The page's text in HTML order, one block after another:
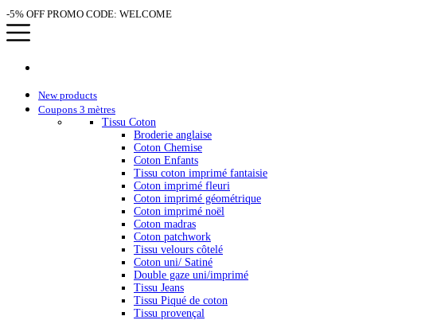
-5% OFF PROMO CODE: WELCOME
New products
Coupons 3 mètres
Tissu Coton
Broderie anglaise
Coton Chemise
Coton Enfants
Tissu coton imprimé fantaisie
Coton imprimé fleuri
Coton imprimé géométrique
Coton imprimé noël
Coton madras
Coton patchwork
Tissu velours côtelé
Coton uni/ Satiné
Double gaze uni/imprimé
Tissu Jeans
Tissu Piqué de coton
Tissu provençal